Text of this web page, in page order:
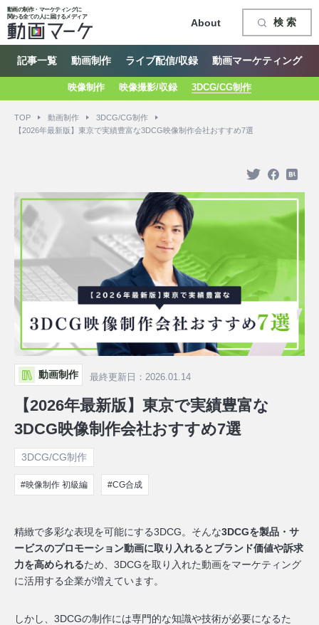
検 索
動画の制作・マーケティングに
関わる全ての人に届けるメディア
記事一覧 動画制作 ライブ配信/収録 動画マーケティング
About
映像制作 映像撮影/収録 3DCG/CG制作
TOP 動画制作
3DCG/CG制作
【2026年最新版】東京で実績豊富な3DCG映像制作会社おすすめ7選
動画制作 最終更新日：2026.01.14
【2026年最新版】東京で実績豊富な
3DCG映像制作会社おすすめ7選
3DCG/CG制作
#映像制作 初級編 #CG合成
精緻で多彩な表現を可能にする3DCG。そんな3DCGを製品・サ
ービスのプロモーション動画に取り入れるとブランド価値や訴求
力を高められるため、3DCGを取り入れた動画をマーケティング
に活用する企業が増えています。
しかし、3DCGの制作には専門的な知識や技術が必要になるた